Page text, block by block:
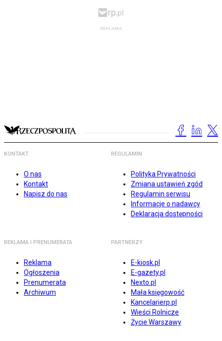
KONTAKT
O nas
Kontakt
Napisz do nas
REGULAMIN
Polityka Prywatności
Zmiana ustawień zgód
Regulamin serwisu
Informacje o nadawcy
Deklaracja dostępności
REKLAMA I PRENUMERATA
Reklama
Ogłoszenia
Prenumerata
Archiwum
PARTNERZY
E-kiosk.pl
E-gazety.pl
Nexto.pl
Mała księgowość
Kancelarierp.pl
Wieści Rolnicze
Życie Warszawy